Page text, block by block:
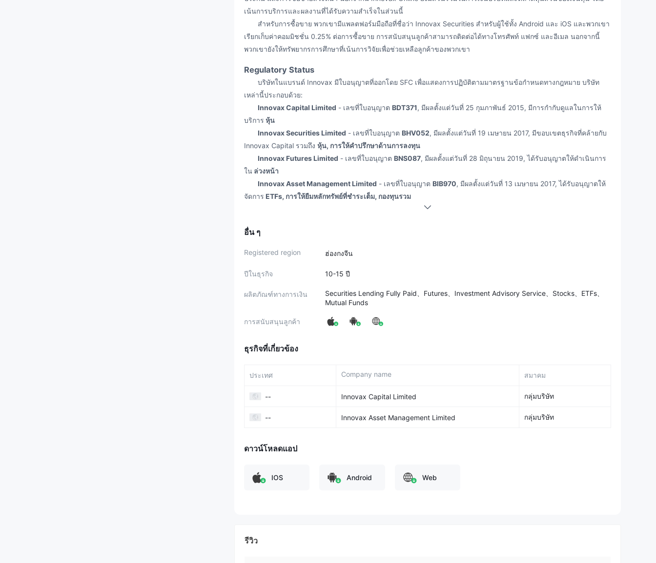
เน้นการบริการและผลงานที่ได้รับความสำเร็จในส่วนนี้
สำหรับการซื้อขาย พวกเขามีแพลตฟอร์มมือถือที่ชื่อว่า Innovax Securities สำหรับผู้ใช้ทั้ง Android และ iOS และพวกเขา
เรียกเก็บค่าคอมมิชชั่น 0.25% ต่อการซื้อขาย การสนับสนุนลูกค้าสามารถติดต่อได้ทางโทรศัพท์ แฟกซ์ และอีเมล นอกจากนี้
พวกเขายังให้ทรัพยากรการศึกษาที่เน้นการวิจัยเพื่อช่วยเหลือลูกค้าของพวกเขา
Regulatory Status
บริษัทในแบรนด์ Innovax มีใบอนุญาตที่ออกโดย SFC เพื่อแสดงการปฏิบัติตามมาตรฐานข้อกำหนดทางกฎหมาย บริษัท
เหล่านี้ประกอบด้วย:
Innovax Capital Limited - เลขที่ใบอนุญาต BDT371, มีผลตั้งแต่วันที่ 25 กุมภาพันธ์ 2015, มีการกำกับดูแลในการให้
บริการ หุ้น
Innovax Securities Limited - เลขที่ใบอนุญาต BHV052, มีผลตั้งแต่วันที่ 19 เมษายน 2017, มีขอบเขตธุรกิจที่คล้ายกับ
Innovax Capital รวมถึง หุ้น, การให้คำปรึกษาด้านการลงทุน
Innovax Futures Limited - เลขที่ใบอนุญาต BNS087, มีผลตั้งแต่วันที่ 28 มิถุนายน 2019, ได้รับอนุญาตให้ดำเนินการ
ใน ล่วงหน้า
Innovax Asset Management Limited - เลขที่ใบอนุญาต BIB970, มีผลตั้งแต่วันที่ 13 เมษายน 2017, ได้รับอนุญาตให้
จัดการ ETFs, การให้ยืมหลักทรัพย์ที่ชำระเต็ม, กองทุนรวม
ข้อดีและข้อเสีย
Innovax Online มีอัตราดอกเบี้ยและค่าธรรมเนียมต่ำ และได้รับการควบคุมโดยหน่วยงานที่มีชื่อเสียง บริษัทนี้ให้บริการ
ความต้องการที่แตกต่างกัน บริษัทยังได้รับการยอมรับเนื่องจากประสบการณ์ในอุตสาหกรรม
ข้อเสีย:
อย่างไรก็ตาม Innovax Online ไม่มีการให้บริการสนับสนุนลูกค้าตลอด 24 ชั่วโมง ซึ่งอาจจำกัดการช่วยเหลือสำหรับนัก
เทรดทั่วโลก นอกจากนี้ยังขาดรางวัลส่งเสริมการตลาดซึ่งเป็นสิ่งที่ดึงดูดลูกค้าใหม่ที่กำลังมองหาสิ่งส่งเสริมการซื้อขายเริ่มต้น
Innovax มีการให้บริการหลากหลายหลักทรัพย์ที่สามารถซื้อขายได้และบริการอื่น ๆ ที่รวมถึง:
กิจกรรมประเภท 1 (การซื้อขายหลักทรัพย์) และประเภท 4 (การให้คำแนะนำเกี่ยวกับหลักทรัพย์) ในฐานะผู้เข้าร่วม
เชี่ยวชาญ
การสมัครซื้อหุ้นในการจัดอันดับ IPO:Innovax เข้าร่วมตลาด IPO ในฮ่องกงอย่างเต็มที่ โดยให้บริการการจัดหาเงินสำหรับ
การจัดหาเงินสำหรับการซื้อขายหลักทรัพย์ในเงื่อนไขการค้ำประกัน:
สถานการณ์ปรับเปลี่ยนได้อย่างรวดเร็วเพื่อสูงสุดผลตอบแทนที่เป็นไปได้
บริการ
อื่น ๆ
Registered region ฮ่องกงจีน
ปีในธุรกิจ 10-15 ปี
ผลิตภัณฑ์ทางการเงิน
Securities Lending Fully Paid、Futures、Investment Advisory Service、Stocks、ETFs、
Mutual Funds
การสนับสนุนลูกค้า
ธุรกิจที่เกี่ยวข้อง
ประเทศ Company name สมาคม
-- Innovax Capital Limited กลุ่มบริษัท
-- Innovax Asset Management Limited กลุ่มบริษัท
ดาวน์โหลดแอป
IOS Android Web
รีวิว